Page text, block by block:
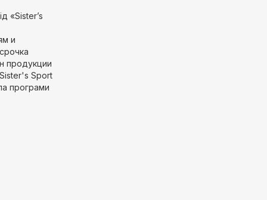
«Sister’s
и
продукции
Sport
програми